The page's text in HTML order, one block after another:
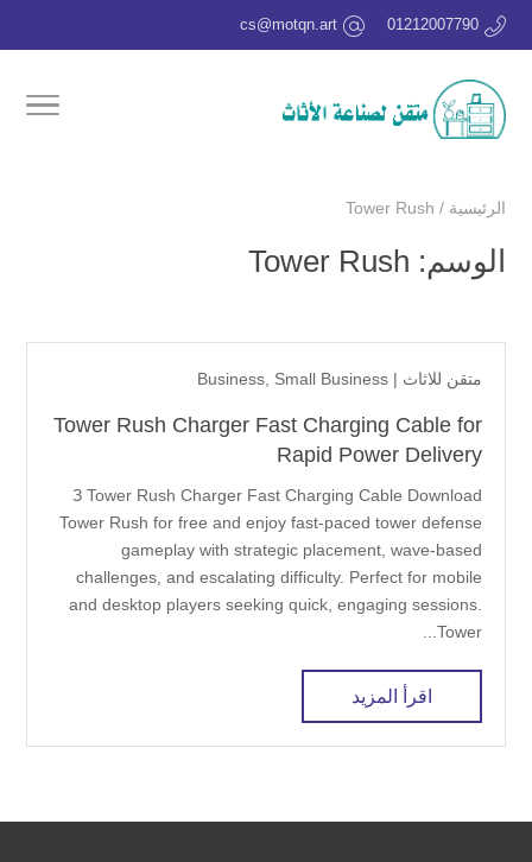
01212007790
cs@motqn.art
الرئيسية /
Tower Rush
الوسم: Tower Rush
متقن للاثاث |
Business, Small Business
Tower Rush Charger Fast Charging Cable for
Rapid Power Delivery
З Tower Rush Charger Fast Charging Cable Download
Tower Rush for free and enjoy fast-paced tower defense
gameplay with strategic placement, wave-based
challenges, and escalating difficulty. Perfect for mobile
and desktop players seeking quick, engaging sessions.
Tower...
اقرأ المزيد